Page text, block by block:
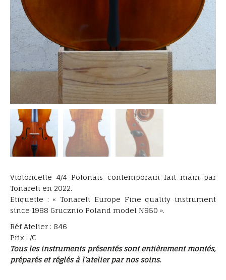
Violoncelle 4/4 Polonais contemporain fait main par
Tonareli en 2022.
Etiquette : « Tonareli Europe Fine quality instrument
since 1988 Grucznio Poland model N950 ».
Réf Atelier : 846
Prix : /€
Tous les instruments présentés sont entièrement montés,
préparés et réglés à l’atelier par nos soins.